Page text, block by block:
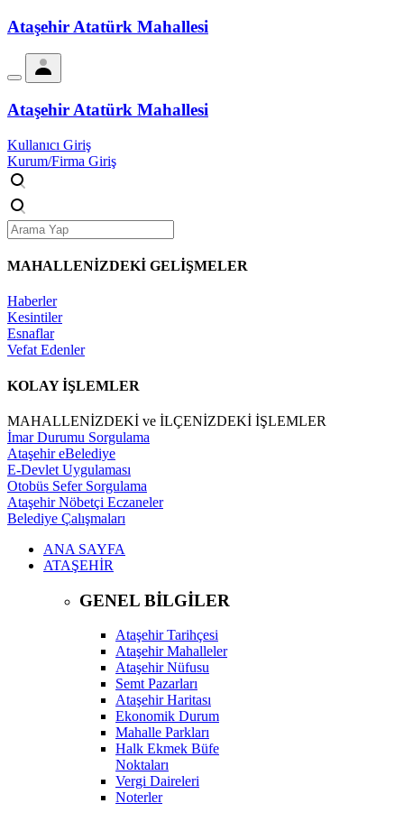
Ataşehir Atatürk Mahallesi
Ataşehir Atatürk Mahallesi
Kullanıcı Giriş
Kurum/Firma Giriş
MAHALLENİZDEKİ GELİŞMELER
Haberler
Kesintiler
Esnaflar
Vefat Edenler
KOLAY İŞLEMLER
MAHALLENİZDEKİ ve İLÇENİZDEKİ İŞLEMLER
İmar Durumu Sorgulama
Ataşehir eBelediye
E-Devlet Uygulaması
Otobüs Sefer Sorgulama
Ataşehir Nöbetçi Eczaneler
Belediye Çalışmaları
ANA SAYFA
ATAŞEHİR
GENEL BİLGİLER
Ataşehir Tarihçesi
Ataşehir Mahalleler
Ataşehir Nüfusu
Semt Pazarları
Ataşehir Haritası
Ekonomik Durum
Mahalle Parkları
Halk Ekmek Büfe
Noktaları
Vergi Daireleri
Noterler